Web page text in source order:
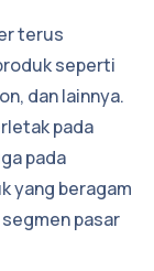
terus
seperti
dan lainnya.
pada
pada
yang beragam
pasar